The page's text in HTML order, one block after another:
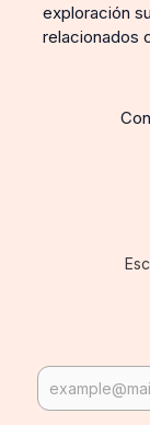
exploración
relacionados